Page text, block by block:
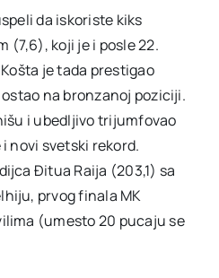
da iskoriste kiks
(7,6), koji je i posle 22.
je tada prestigao
na bronzanoj poziciji.
i ubedljivo trijumfovao
novi svetski rekord.
Đitua Raija (203,1) sa
prvog finala MK
(umesto 20 pucaju se